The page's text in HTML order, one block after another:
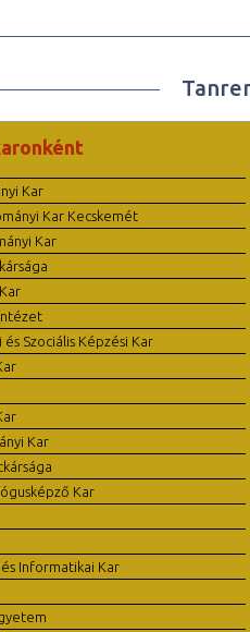
Kar
Kar Kecskemét
Kar
és Szociális Képzési Kar
Kar
Kar
Informatikai Kar